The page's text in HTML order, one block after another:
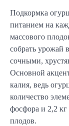
Подкормка
питанием на
массового
собрать урожай
сочными,
Основной
калия, ведь
количество
фосфора и 2,2
плодов.